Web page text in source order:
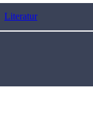
Literatur